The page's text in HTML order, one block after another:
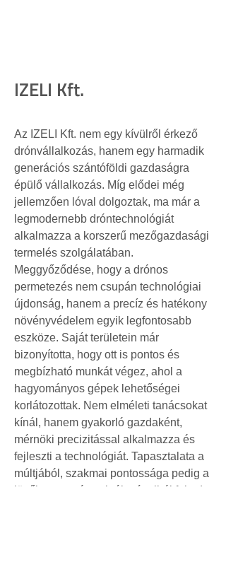
IZELI Kft.
Az IZELI Kft. nem egy kívülről érkező
drónvállalkozás, hanem egy harmadik
generációs szántóföldi gazdaságra
épülő vállalkozás. Míg elődei még
jellemzően lóval dolgoztak, ma már a
legmodernebb dróntechnológiát
alkalmazza a korszerű mezőgazdasági
termelés szolgálatában.
Meggyőződése, hogy a drónos
permetezés nem csupán technológiai
újdonság, hanem a precíz és hatékony
növényvédelem egyik legfontosabb
eszköze. Saját területein már
bizonyította, hogy ott is pontos és
megbízható munkát végez, ahol a
hagyományos gépek lehetőségei
korlátozottak. Nem elméleti tanácsokat
kínál, hanem gyakorló gazdaként,
mérnöki precizitással alkalmazza és
fejleszti a technológiát. Tapasztalata a
múltjából, szakmai pontossága pedig a
jövőbe mutató szolgáltatásaiból fakad.